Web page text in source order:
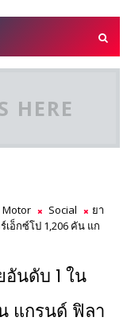
HERE
Motor Social
ยา
อ็กซ์โป 1,206 คัน แก
นดับ 1 ใน
แกรนด์ ฟิลา